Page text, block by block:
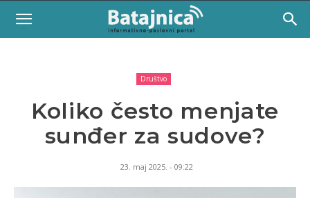
Društvo
Koliko često menjate
sunđer za sudove?
23. maj 2025. - 09:22